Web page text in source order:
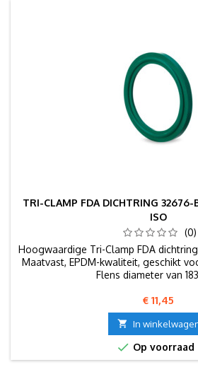
TRI-CLAMP FDA DICHTRING 32676-
ISO
(0)
Hoogwaardige Tri-Clamp FDA
Maatvast, EPDM-kwaliteit, geschikt
Flens diameter van
Prijs
€ 11,45
 In
 Op voorraad